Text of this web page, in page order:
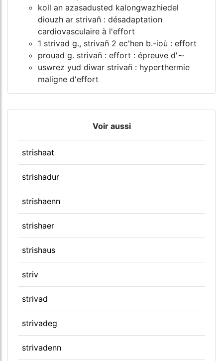
koll an azasadusted kalongwazhiedel
diouzh ar strivañ : désadaptation
cardiovasculaire à l'effort
1 strivad g., strivañ 2 ec'hen b.-ioù : effort
prouad g. strivañ : effort : épreuve d'∼
uswrez yud diwar strivañ : hyperthermie
maligne d'effort
Voir aussi
strishaat
strishadur
strishaenn
strishaer
strishaus
striv
strivad
strivadeg
strivadenn